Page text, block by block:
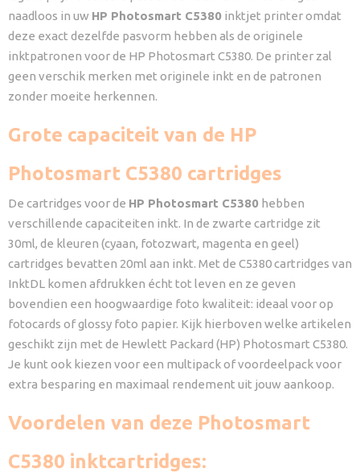
naadloos in uw HP Photosmart C5380 inktjet printer omdat
deze exact dezelfde pasvorm hebben als de originele
inktpatronen voor de HP Photosmart C5380. De printer zal
geen verschik merken met originele inkt en de patronen
zonder moeite herkennen.
Grote capaciteit van de HP
Photosmart C5380 cartridges
De cartridges voor de HP Photosmart C5380 hebben
verschillende capaciteiten inkt. In de zwarte cartridge zit
30ml, de kleuren (cyaan, fotozwart, magenta en geel)
cartridges bevatten 20ml aan inkt. Met de C5380 cartridges van
InktDL komen afdrukken écht tot leven en ze geven
bovendien een hoogwaardige foto kwaliteit: ideaal voor op
fotocards of glossy foto papier. Kijk hierboven welke artikelen
geschikt zijn met de Hewlett Packard (HP) Photosmart C5380.
Je kunt ook kiezen voor een multipack of voordeelpack voor
extra besparing en maximaal rendement uit jouw aankoop.
Voordelen van deze Photosmart
C5380 inktcartridges: